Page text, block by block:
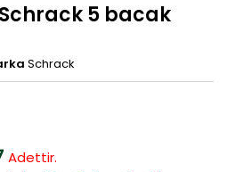
5 bacak
Schrack
Adettir.